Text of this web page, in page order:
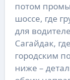
потом
шоссе, где
для
Сагайдак,
городским
ниже –